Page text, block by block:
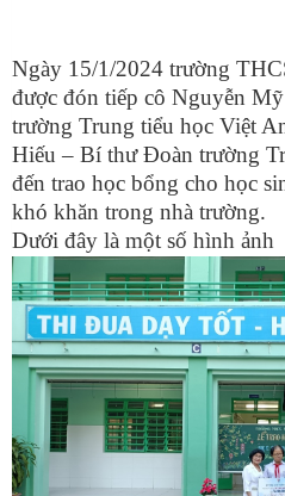
Ngày 15/1/2024 trường
được đón tiếp cô Nguyễn
trường Trung tiểu học Việt
Hiếu – Bí thư Đoàn trường
đến trao học bổng cho học
khó khăn trong nhà trường.
Dưới đây là một số hình ảnh